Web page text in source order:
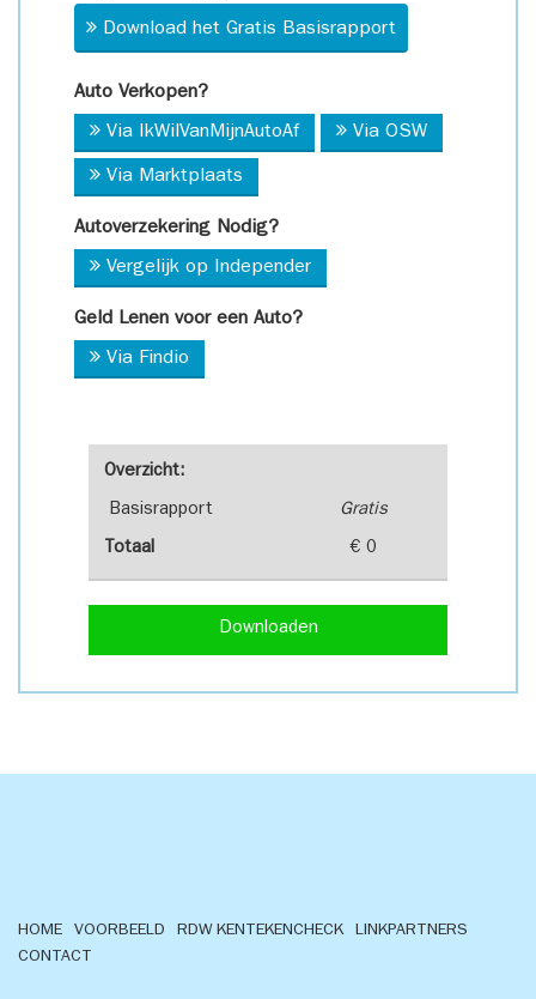
Overzicht:
Basisrapport Gratis
Totaal € 0
Downloaden
Download het Gratis Basisrapport
Auto Verkopen?
Via IkWilVanMijnAutoAf Via OSW
Via Marktplaats
Autoverzekering Nodig?
Vergelijk op Independer
Geld Lenen voor een Auto?
Via Findio
HOME VOORBEELD RDW KENTEKENCHECK
LINKPARTNERS
CONTACT